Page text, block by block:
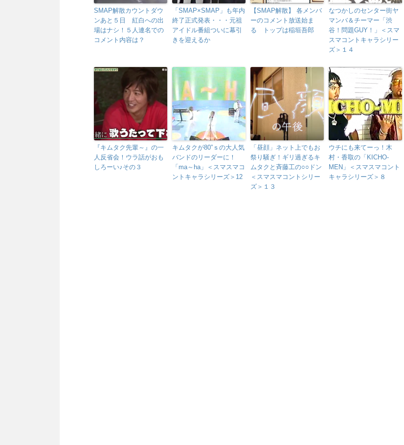
SMAP解散カウントダウ
ンあと５日 紅白への出
場はナシ！５人連名での
コメント内容は？
「SMAP×SMAP」も年内
終了正式発表・・・元祖
アイドル番組ついに幕引
きを迎えるか
【SMAP解散】 各メンバ
ーのコメント放送始ま
る トップは稲垣吾郎
なつかしのセンター街ヤ
マンバ＆チーマー「渋
谷！問題GUY！」＜スマ
スマコントキャラシリー
ズ＞１４
『キムタク先輩～』の一
人反省会！ウラ話がおも
しろーい♪その３
キムタクが80”ｓの大人気
バンドのリーダーに！
「ma～ha」＜スマスマコ
ントキャラシリーズ＞12
「昼顔」ネット上でもお
祭り騒ぎ！ギリ過ぎるキ
ムタクと斉藤工の○○ドン
＜スマスマコントシリー
ズ＞１３
ウチにも来てーっ！木
村・香取の「KICHO-
MEN」＜スマスマコント
キャラシリーズ＞８